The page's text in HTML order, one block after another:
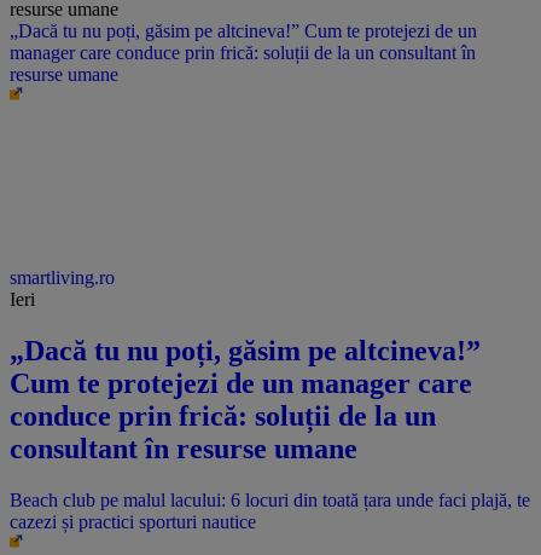
„Dacă tu nu poți, găsim pe altcineva!” Cum te protejezi de un
manager care conduce prin frică: soluții de la un consultant în
resurse umane
smartliving.ro
Ieri
„Dacă tu nu poți, găsim pe altcineva!”
Cum te protejezi de un manager care
conduce prin frică: soluții de la un
consultant în resurse umane
Beach club pe malul lacului: 6 locuri din toată țara unde faci plajă, te
cazezi și practici sporturi nautice